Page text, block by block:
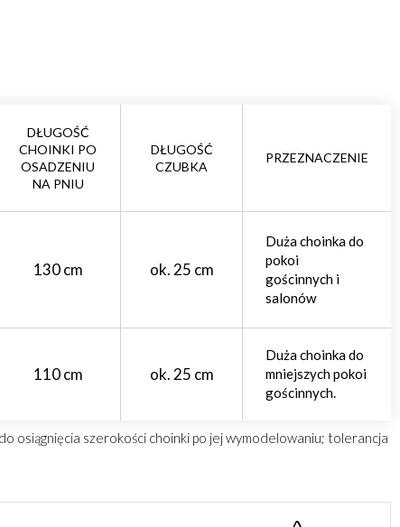
DŁUGOŚĆ
CHOINKI PO
OSADZENIU
NA PNIU
DŁUGOŚĆ
CZUBKA
PRZEZNACZENIE
130 cm ok. 25 cm
Duża choinka do
pokoi
gościnnych i
salonów
110 cm ok. 25 cm
Duża choinka do
mniejszych pokoi
gościnnych.
osiągnięcia szerokości choinki po jej wymodelowaniu; tolerancja